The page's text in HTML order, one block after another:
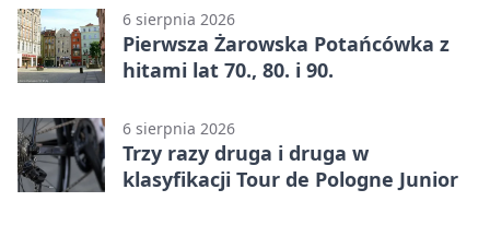
6 sierpnia 2026
Pierwsza Żarowska Potańcówka z
hitami lat 70., 80. i 90.
6 sierpnia 2026
Trzy razy druga i druga w
klasyfikacji Tour de Pologne Junior